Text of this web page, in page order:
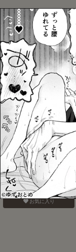
場地さん、髪の毛きっち
まうんですか？
お気に入り
バナナスプリットホット
ファッジサンデー
お気に入り